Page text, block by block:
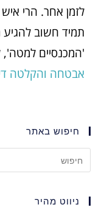
לזמן אחר. הרי איש
תמיד חשוב
'המכנסיים למטה',
אבטחה והקלטה
חיפוש באתר
ניווט מהיר